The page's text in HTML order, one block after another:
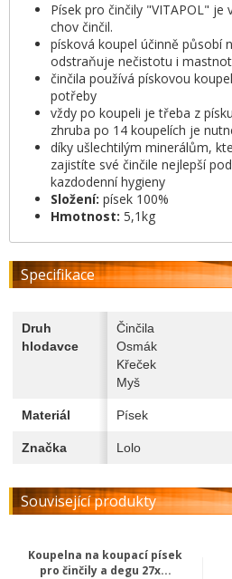
Písek pro činčily "VITAPOL"
chov činčil.
písková koupel účinně působí
odstraňuje nečistotu i
činčila používá pískovou
potřeby
vždy po koupeli je třeba z
zhruba po 14 koupelích je
díky ušlechtilým minerálům,
zajistíte své činčile nejlepší
kazdodenní hygieny
Složení: písek 100%
Hmotnost: 5,1kg
Specifikace
Druh
hlodavce
Činčila
Osmák
Křeček
Myš
Materiál Písek
Značka Lolo
Související produkty
Koupelna na koupací písek
pro činčily a degu 27x...